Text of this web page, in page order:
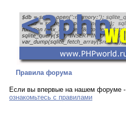
Правила форума
Если вы впервые на нашем форуме -
ознакомьтесь с правилами